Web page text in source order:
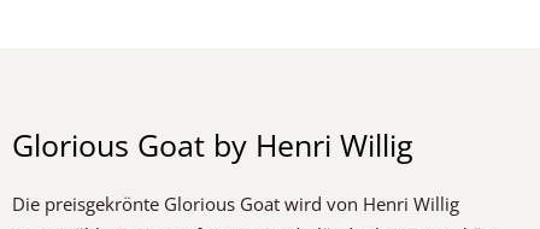
Glorious Goat by Henri Willig
Die preisgekrönte Glorious Goat wird von Henri Willig